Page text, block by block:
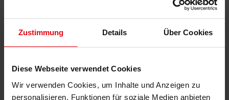
Zustimmung Details Über Cookies
Diese Webseite verwendet Cookies
Wir verwenden Cookies, um Inhalte und Anzeigen zu
personalisieren, Funktionen für soziale Medien anbieten
sich alle wichtigen Einrichtungen des täglichen Bedarfs,
darunter Supermärkte, Schulen, Kindergärten und
medizinische Versorgung. Die Umgebung rund um die
bekannte Reichsburg Trifels bietet zudem vielfältige Freizeit-
Naturerlebnisse im Biosphärenreservat Pfälzerwald-
Nordvogesen. Insgesamt überzeugt Annweiler am Trifels als
attraktiver Wohnstandort mit hoher Wohnqualität in naturnaher